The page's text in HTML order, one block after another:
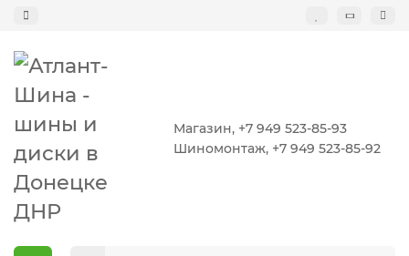
Магазин, +7 949 523-85-93
Шиномонтаж, +7 949 523-85-92